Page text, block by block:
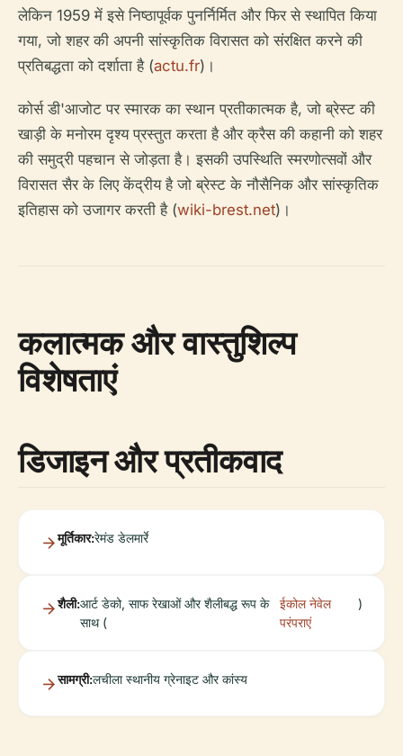
लेकिन 1959 में इसे निष्ठापूर्वक पुनर्निर्मित और फिर से स्थापित किया
गया, जो शहर की अपनी सांस्कृतिक विरासत को संरक्षित करने की
प्रतिबद्धता को दर्शाता है (actu.fr)।
कोर्स डी'आजोट पर स्मारक का स्थान प्रतीकात्मक है, जो ब्रेस्ट की
खाड़ी के मनोरम दृश्य प्रस्तुत करता है और क्रैस की कहानी को शहर
की समुद्री पहचान से जोड़ता है। इसकी उपस्थिति स्मरणोत्सवों और
विरासत सैर के लिए केंद्रीय है जो ब्रेस्ट के नौसैनिक और सांस्कृतिक
इतिहास को उजागर करती है (wiki-brest.net)।
कलात्मक और वास्तुशिल्प
विशेषताएं
डिजाइन और प्रतीकवाद
मूर्तिकार:रेमंड डेलमार्रे
शैली:आर्ट डेको, साफ रेखाओं और शैलीबद्ध रूप के
साथ (
ईकोल नेवेल
परंपराएं
)
सामग्री:लचीला स्थानीय ग्रेनाइट और कांस्य